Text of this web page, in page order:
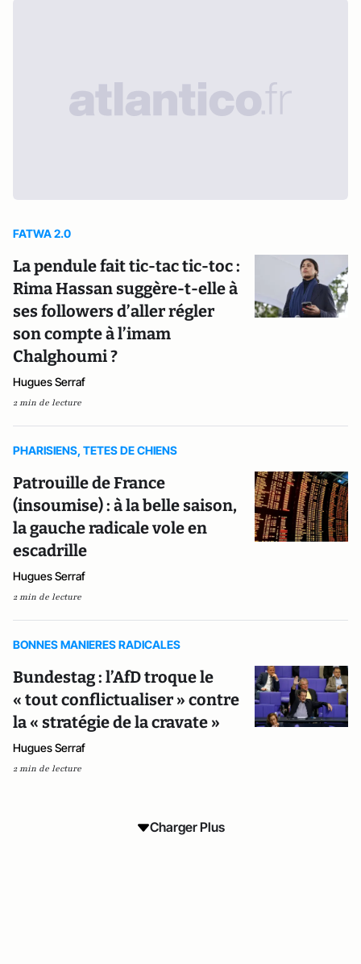
FATWA 2.0
La pendule fait tic-tac tic-toc :
Rima Hassan suggère-t-elle à
ses followers d’aller régler
son compte à l’imam
Chalghoumi ?
Hugues Serraf
2 min de lecture
PHARISIENS, TETES DE CHIENS
Patrouille de France
(insoumise) : à la belle saison,
la gauche radicale vole en
escadrille
Hugues Serraf
2 min de lecture
BONNES MANIERES RADICALES
Bundestag : l’AfD troque le
« tout conflictualiser » contre
la « stratégie de la cravate »
Hugues Serraf
2 min de lecture
Charger Plus